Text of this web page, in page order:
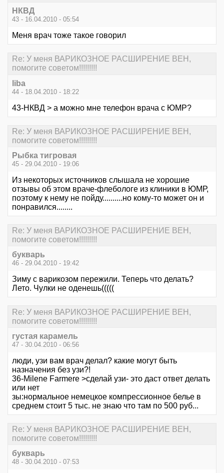
НКВД
43 - 16.04.2010 - 05:54
Меня врач тоже такое говорил
Re: У меня ВАРИКОЗНОЕ РАСШИРЕНИЕ ВЕН,
помогите советом!!!!!!!!!
liba
44 - 18.04.2010 - 18:22
43-НКВД > а можно мне телефон врача с ЮМР?
Re: У меня ВАРИКОЗНОЕ РАСШИРЕНИЕ ВЕН,
помогите советом!!!!!!!!!
Рыбка тигровая
45 - 29.04.2010 - 19:06
Из некоторых источников слышала не хорошие
отзывы об этом враче-флебологе из клиники в ЮМР,
поэтому к нему не пойду..........но кому-то может он и
понравился........
Re: У меня ВАРИКОЗНОЕ РАСШИРЕНИЕ ВЕН,
помогите советом!!!!!!!!!
букварь
46 - 29.04.2010 - 19:42
Зиму с варикозом пережили. Теперь что делать?
Лето. Чулки не оденешь(((((
Re: У меня ВАРИКОЗНОЕ РАСШИРЕНИЕ ВЕН,
помогите советом!!!!!!!!!
густая карамель
47 - 30.04.2010 - 06:56
люди, узи вам врач делал? какие могут быть
назначения без узи?!
36-Milene Farmere >сделай узи- это даст ответ делать
или нет
зы:нормальное немецкое компрессионное белье в
среднем стоит 5 тыс. не знаю что там по 500 руб...
Re: У меня ВАРИКОЗНОЕ РАСШИРЕНИЕ ВЕН,
помогите советом!!!!!!!!!
букварь
48 - 30.04.2010 - 07:53